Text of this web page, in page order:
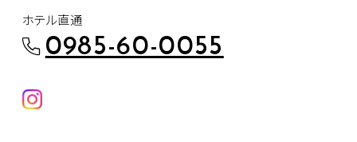
ホテル直通
0985-60-0055